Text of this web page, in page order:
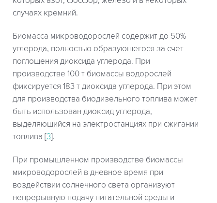
случаях кремний.
Биомасса микроводорослей содержит до 50%
углерода, полностью образующегося за счет
поглощения диоксида углерода. При
производстве 100 т биомассы водорослей
фиксируется 183 т диоксида углерода. При этом
для производства биодизельного топлива может
быть использован диоксид углерода,
выделяющийся на электростанциях при сжигании
топлива [3].
При промышленном производстве биомассы
микроводорослей в дневное время при
воздействии солнечного света организуют
непрерывную подачу питательной среды и